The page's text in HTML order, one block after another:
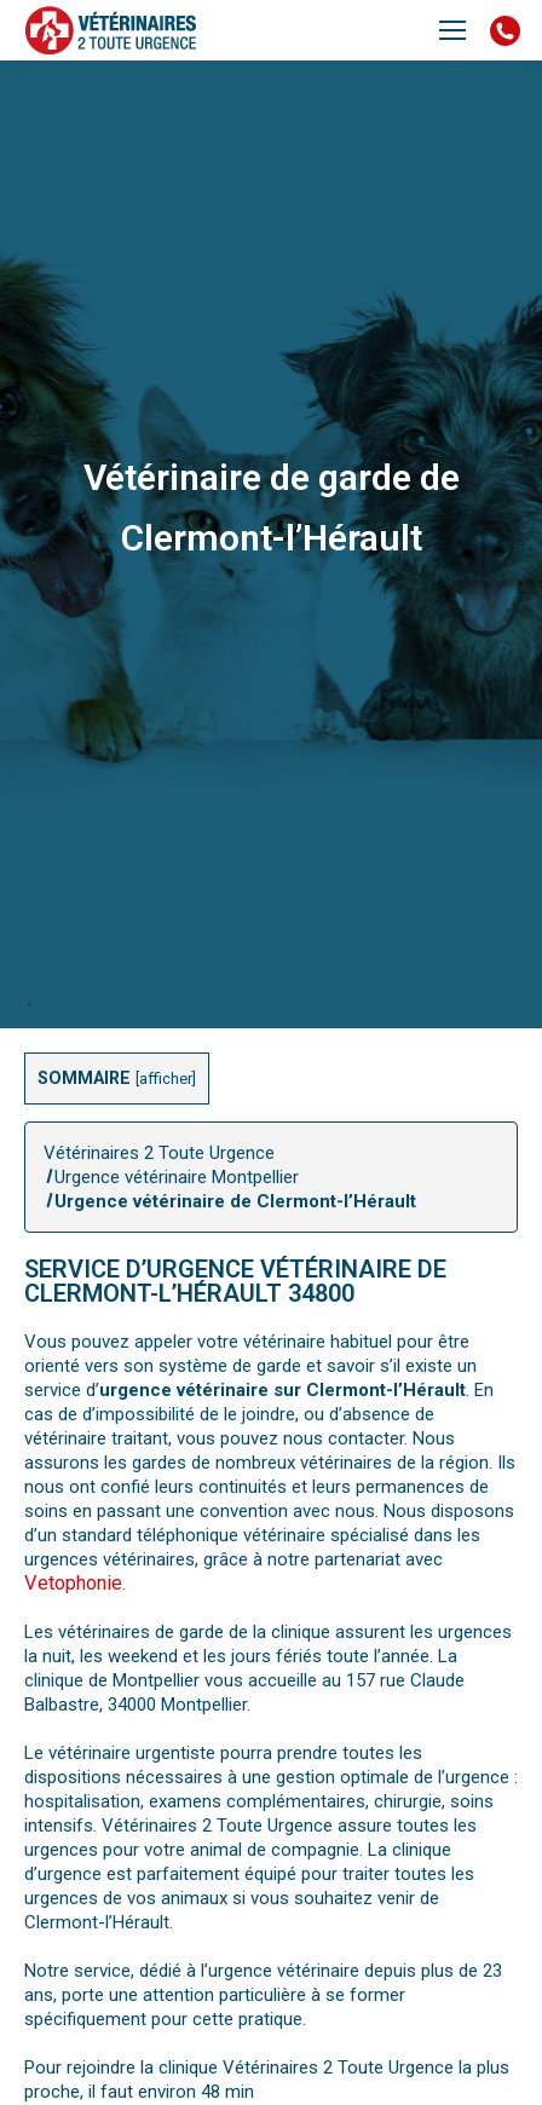
SOMMAIRE afficher
Vétérinaire de garde de
Clermont-l’Hérault
Vétérinaires 2 Toute Urgence
Urgence vétérinaire Montpellier
Urgence vétérinaire de Clermont-l’Hérault
SERVICE D’URGENCE VÉTÉRINAIRE DE
CLERMONT-L’HÉRAULT 34800
Vous pouvez appeler votre vétérinaire habituel pour être
orienté vers son système de garde et savoir s’il existe un
service d’urgence vétérinaire sur Clermont-l’Hérault. En
cas de d’impossibilité de le joindre, ou d’absence de
vétérinaire traitant, vous pouvez nous contacter. Nous
assurons les gardes de nombreux vétérinaires de la région. Ils
nous ont confié leurs continuités et leurs permanences de
soins en passant une convention avec nous. Nous disposons
d’un standard téléphonique vétérinaire spécialisé dans les
urgences vétérinaires, grâce à notre partenariat avec
Vetophonie.
Les vétérinaires de garde de la clinique assurent les urgences
la nuit, les weekend et les jours fériés toute l’année. La
clinique de Montpellier vous accueille au 157 rue Claude
Balbastre, 34000 Montpellier.
Le vétérinaire urgentiste pourra prendre toutes les
dispositions nécessaires à une gestion optimale de l’urgence :
hospitalisation, examens complémentaires, chirurgie, soins
intensifs. Vétérinaires 2 Toute Urgence assure toutes les
urgences pour votre animal de compagnie. La clinique
d’urgence est parfaitement équipé pour traiter toutes les
urgences de vos animaux si vous souhaitez venir de
Clermont-l’Hérault.
Notre service, dédié à l’urgence vétérinaire depuis plus de 23
ans, porte une attention particulière à se former
spécifiquement pour cette pratique.
Pour rejoindre la clinique Vétérinaires 2 Toute Urgence la plus
proche, il faut environ 48 min